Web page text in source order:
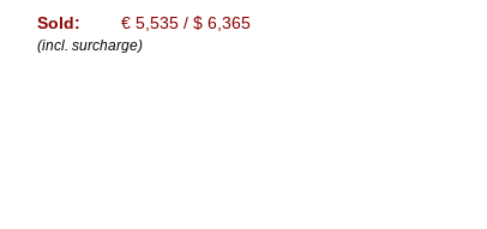
Sold:
€ 5,535 / $ 6,365
(incl. surcharge)